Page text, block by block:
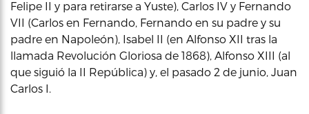
Felipe II y para retirarse a Yuste), Carlos IV y Fernando
VII (Carlos en Fernando, Fernando en su padre y su
padre en Napoleón), Isabel II (en Alfonso XII tras la
llamada Revolución Gloriosa de 1868), Alfonso XIII (al
que siguió la II República) y, el pasado 2 de junio, Juan
Carlos I.